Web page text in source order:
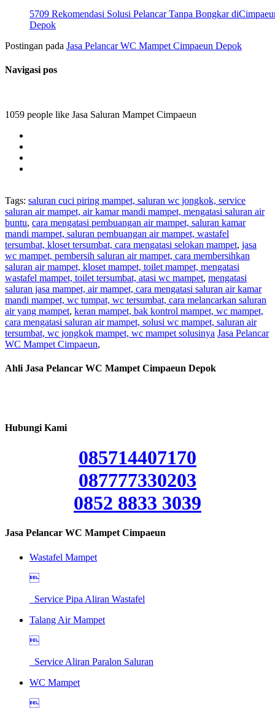
5709 Rekomendasi Solusi Pelancar Tanpa Bongkar
Depok
Postingan pada Jasa Pelancar WC Mampet Cimpaeun Depok
Navigasi pos
1059 people like Jasa Saluran Mampet Cimpaeun
Tags: saluran cuci piring mampet, saluran wc jongkok, service
saluran air mampet, air kamar mandi mampet, mengatasi saluran air
buntu, cara mengatasi pembuangan air mampet, saluran kamar
mandi mampet, saluran pembuangan air mampet, wastafel
tersumbat, kloset tersumbat, cara mengatasi selokan mampet, jasa
wc mampet, pembersih saluran air mampet, cara membersihkan
saluran air mampet, kloset mampet, toilet mampet, mengatasi
wastafel mampet, toilet tersumbat, atasi wc mampet, mengatasi
saluran jasa mampet, air mampet, cara mengatasi saluran air kamar
mandi mampet, wc tumpat, wc tersumbat, cara melancarkan saluran
air yang mampet, keran mampet, bak kontrol mampet, wc mampet,
cara mengatasi saluran air mampet, solusi wc mampet, saluran air
tersumbat, wc jongkok mampet, wc mampet solusinya Jasa Pelancar
WC Mampet Cimpaeun,
Ahli Jasa Pelancar WC Mampet Cimpaeun Depok
Hubungi Kami
085714407170
087777330203
0852 8833 3039
Jasa Pelancar WC Mampet Cimpaeun
Wastafel Mampet

Service Pipa Aliran Wastafel
Talang Air Mampet

Service Aliran Paralon Saluran
WC Mampet
